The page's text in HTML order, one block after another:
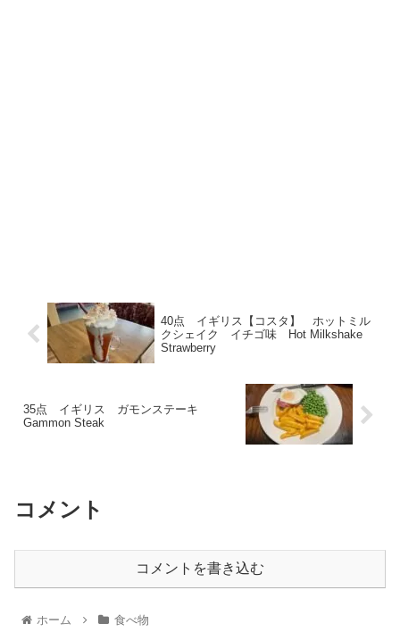
40点 イギリス【コスタ】 ホットミル
クシェイク イチゴ味 Hot Milkshake
Strawberry
35点 イギリス ガモンステーキ
Gammon Steak
コメント
コメントを書き込む
ホーム 食べ物